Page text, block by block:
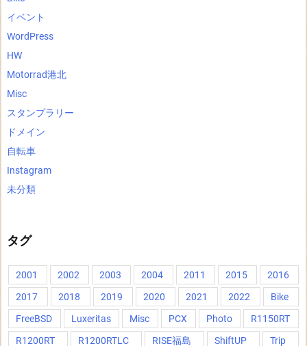
イベント
WordPress
HW
Motorrad港北
Misc
スタンプラリー
ドメイン
自転車
Instagram
未分類
タグ
2001 2002 2003 2004 2011 2015
2016
2017
2018 2019 2020 2021 2022
Bike
FreeBSD
Luxeritas Misc PCX Photo
R1150RT
R1200RT
R1200RTLC RISE福島 ShiftUP Trip